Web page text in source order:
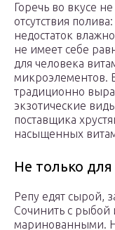
Горечь во вкусе
отсутствия
недостаток
не имеет себе
для человека
микроэлементов.
традиционно
экзотические
поставщика
насыщенных
Не только
Репу едят сырой,
Сочинить с рыбой
маринованными.